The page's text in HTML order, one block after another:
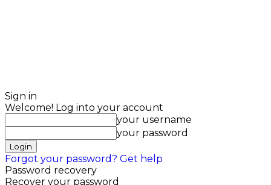
Sign in
Welcome! Log into your account
your username
your password
Forgot your password? Get help
Password recovery
Recover your password